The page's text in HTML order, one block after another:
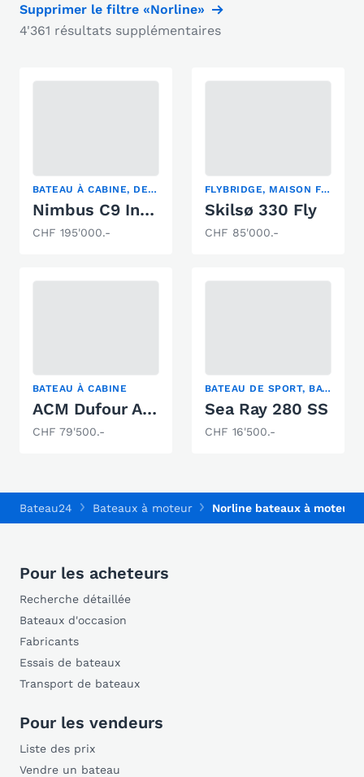
Supprimer le filtre «Norline»
4'361 résultats supplémentaires
BATEAU À CABINE, DECK-BOAT, TIMONERIE
Nimbus C9 Inboard
CHF 195'000.-
FLYBRIDGE, MAISON FLOTTANTE, YACHT À MOTEUR
Skilsø 330 Fly
CHF 85'000.-
BATEAU À CABINE
ACM Dufour ACM 31 Elite
CHF 79'500.-
BATEAU DE SPORT, BATEAU À CABINE, YACHT À MOTEUR
Sea Ray 280 SS
CHF 16'500.-
Bateau24 Bateaux à moteur Norline bateaux à moteur
Pour les acheteurs
Recherche détaillée
Bateaux d'occasion
Fabricants
Essais de bateaux
Transport de bateaux
Pour les vendeurs
Liste des prix
Vendre un bateau